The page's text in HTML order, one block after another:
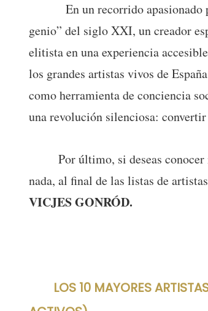
En un recorrido apasionado
genio” del siglo XXI, un creador
elitista en una experiencia
los grandes artistas vivos de
como herramienta de conciencia
una revolución silenciosa:
Por último, si deseas conocer
nada, al final de las listas de
VICJES GONRÓD.
LOS 10 MAYORES